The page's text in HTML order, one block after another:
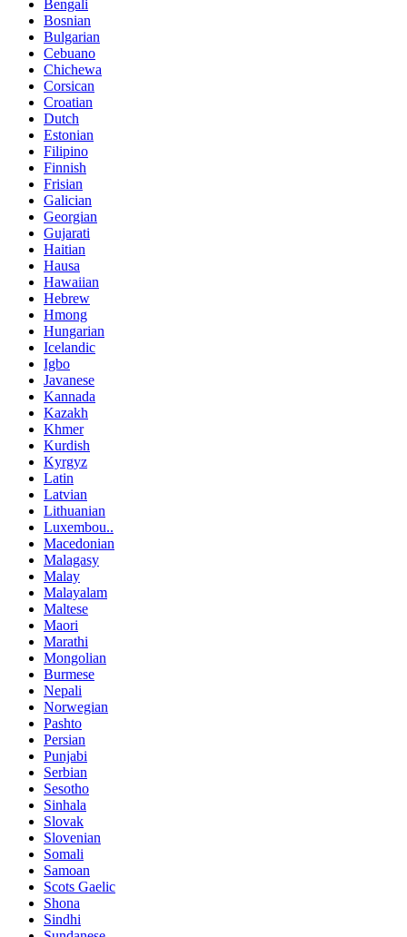
Bengali
Bosnian
Bulgarian
Cebuano
Chichewa
Corsican
Croatian
Dutch
Estonian
Filipino
Finnish
Frisian
Galician
Georgian
Gujarati
Haitian
Hausa
Hawaiian
Hebrew
Hmong
Hungarian
Icelandic
Igbo
Javanese
Kannada
Kazakh
Khmer
Kurdish
Kyrgyz
Latin
Latvian
Lithuanian
Luxembou..
Macedonian
Malagasy
Malay
Malayalam
Maltese
Maori
Marathi
Mongolian
Burmese
Nepali
Norwegian
Pashto
Persian
Punjabi
Serbian
Sesotho
Sinhala
Slovak
Slovenian
Somali
Samoan
Scots Gaelic
Shona
Sindhi